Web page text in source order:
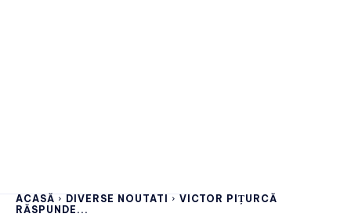
ACASĂ DIVERSE NOUTATI
VICTOR PIȚURCĂ
RĂSPUNDE...